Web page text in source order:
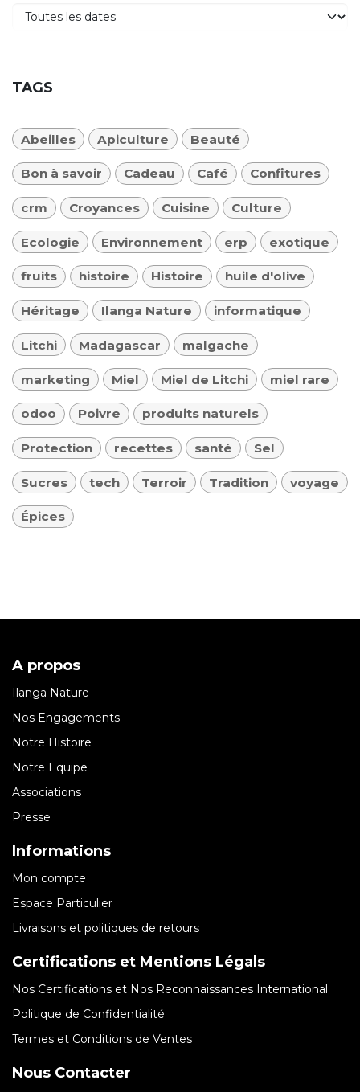
TAGS
Abeilles Apiculture Beauté
Bon à savoir Cadeau Café Confitures
crm Croyances Cuisine Culture
Ecologie Environnement erp exotique
fruits histoire Histoire huile d'olive
Héritage Ilanga Nature informatique
Litchi Madagascar malgache
marketing Miel Miel de Litchi miel rare
odoo Poivre produits naturels
Protection recettes santé Sel
Sucres tech Terroir Tradition voyage
Épices
A propos
Ilanga Nature
Nos Engagements
Notre Histoire
Notre Equipe
Associations
Presse
Informations
Mon compte
Espace Particulier
Livraisons et politiques de retours
Certifications et Mentions Légals
Nos Certifications et Nos Reconnaissances International
Politique de Confidentialité
Termes et Conditions de Ventes
Nous Contacter